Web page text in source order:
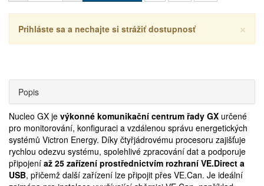
×
Prihláste sa a nechajte si strážiť dostupnosť
Popis
Nucleo GX je výkonné komunikační centrum řady GX určené
pro monitorování, konfiguraci a vzdálenou správu energetických
systémů Victron Energy. Díky čtyřjádrovému procesoru zajišťuje
rychlou odezvu systému, spolehlivé zpracování dat a podporuje
připojení až 25 zařízení prostřednictvím rozhraní VE.Direct a
USB, přičemž další zařízení lze připojit přes VE.Can. Je ideální